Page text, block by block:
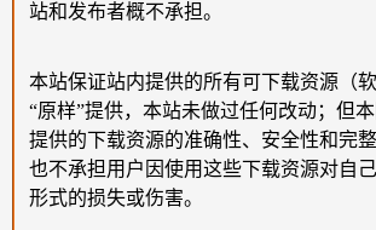
站和发布者概不承担。
本站保证站内提供的所有可下载资源（
“原样”提供，本站未做过任何改动；但
提供的下载资源的准确性、安全性和完
也不承担用户因使用这些下载资源对自
形式的损失或伤害。